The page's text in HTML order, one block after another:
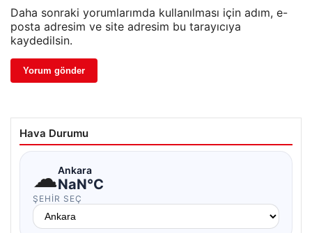
Daha sonraki yorumlarımda kullanılması için adım, e-
posta adresim ve site adresim bu tarayıcıya
kaydedilsin.
Hava Durumu
☁Ankara
NaN°C
ŞEHIR SEÇ